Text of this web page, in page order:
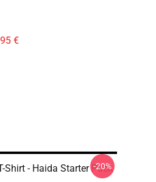
€
Shirt - Haida Starter Pack
-20%